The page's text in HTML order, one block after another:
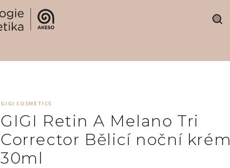
GIGI COSMETICS
GIGI Retin A Melano Tri
Corrector Bělicí noční krém
30ml